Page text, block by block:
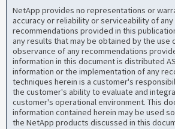
NetApp provides no representations or
accuracy or reliability or serviceability of
recommendations provided in this
any results that may be obtained by the use
observance of any recommendations
information in this document is distributed
information or the implementation of any
techniques herein is a customer's
the customer's ability to evaluate and
customer's operational environment. This
information contained herein may be used
the NetApp products discussed in this